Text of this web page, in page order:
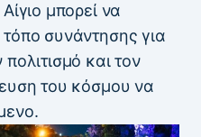
μπορεί να
συνάντησης για
και τον
του κόσμου να